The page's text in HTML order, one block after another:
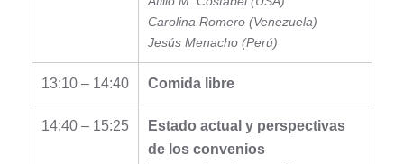
Carolina Romero (Venezuela)
Jesús Menacho (Perú)
13:10 – 14:40 Comida libre
14:40 – 15:25
Estado actual y perspectivas
de los convenios